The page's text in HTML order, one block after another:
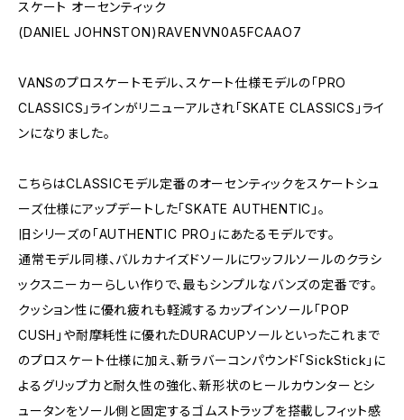
スケート オーセンティック
(DANIEL JOHNSTON)RAVENVN0A5FCAAO7
VANSのプロスケートモデル、スケート仕様モデルの「PRO
CLASSICS」ラインがリニューアルされ「SKATE CLASSICS」ライ
ンになりました。
こちらはCLASSICモデル定番のオーセンティックをスケートシュ
ーズ仕様にアップデートした「SKATE AUTHENTIC」。
旧シリーズの「AUTHENTIC PRO」にあたるモデルです。
通常モデル同様、バルカナイズドソールにワッフルソールのクラシ
ックスニーカーらしい作りで、最もシンプルなバンズの定番です。
クッション性に優れ疲れも軽減するカップインソール「POP
CUSH」や耐摩耗性に優れたDURACUPソールといったこれまで
のプロスケート仕様に加え、新ラバーコンパウンド「SickStick」に
よるグリップ力と耐久性の強化、新形状のヒールカウンターとシ
ュータンをソール側と固定するゴムストラップを搭載しフィット感